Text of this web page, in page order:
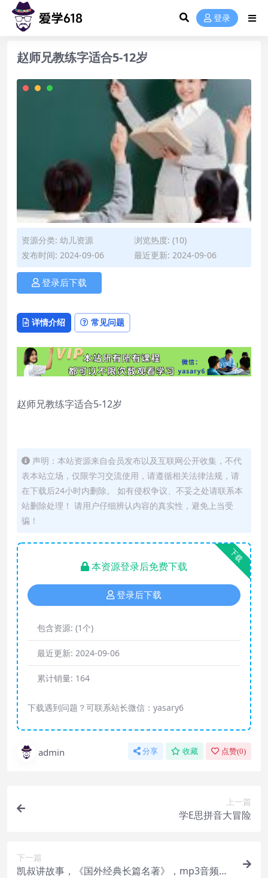
登录
赵师兄教练字适合5-12岁
资源分类: 幼儿资源
浏览热度: (10)
发布时间: 2024-09-06
最近更新: 2024-09-06
登录后下载
详情介绍 常见问题
赵师兄教练字适合5-12岁
声明：本站资源来自会员发布以及互联网公开收集，不代
表本站立场，仅限学习交流使用，请遵循相关法律法规，请
在下载后24小时内删除。 如有侵权争议、不妥之处请联系本
站删除处理！ 请用户仔细辨认内容的真实性，避免上当受
骗！
下载
本资源登录后免费下载
登录后下载
包含资源: (1个)
最近更新: 2024-09-06
累计销量: 164
下载遇到问题？可联系站长微信：yasary6
admin 分享 收藏 点赞(0)
上一篇
学E思拼音大冒险
下一篇
凯叔讲故事，《国外经典长篇名著》，mp3音频文